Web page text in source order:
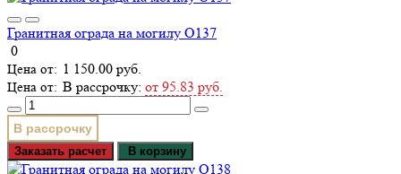
Гранитная ограда на могилу О137
0
1 150.00 руб.
В рассрочку: от 95.83 руб.
В рассрочку
Заказать расчет В корзину